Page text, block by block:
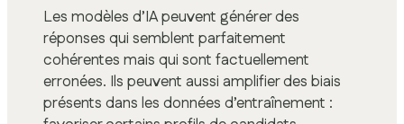
Les modèles d’IA peuvent générer des
réponses qui semblent parfaitement
cohérentes mais qui sont factuellement
erronées. Ils peuvent aussi amplifier des biais
présents dans les données d’entraînement :